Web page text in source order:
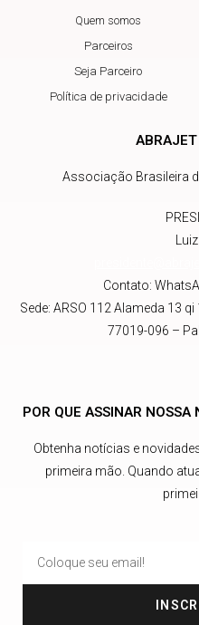
Quem somos
Parceiros
Seja Parceiro
Política de privacidade
Associação Brasileira
Contato:
Sede: ARSO 112 Alameda 13
77019-096 –
POR QUE ASSINAR NOSSA
Obtenha notícias e
primeira mão. Quando